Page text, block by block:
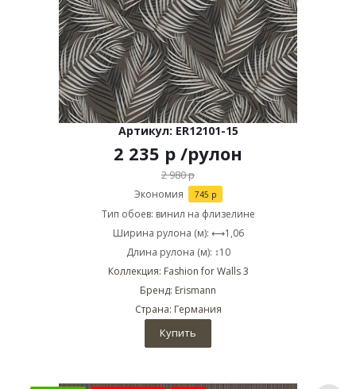
Артикул: ER12101-15
2 235 р /рулон
2 980р
Экономия 745 р
Тип обоев: винил на флизелине
Ширина рулона (м): ⟷1,06
Длина рулона (м): ↕10
Коллекция: Fashion for Walls 3
Бренд: Erismann
Страна: Германия
Купить